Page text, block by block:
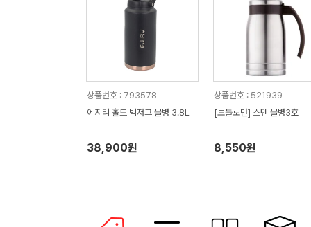
상품번호 : 793578
에지리 홀트 빅저그 물병 3.8L
38,900원
상품번호 : 521939
[보틀로만] 스텐 물병3호
8,550원